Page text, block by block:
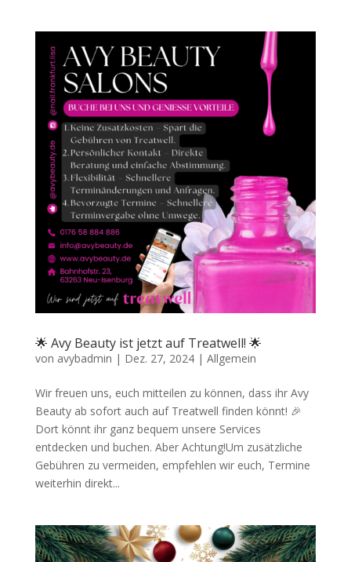
🌟 Avy Beauty ist jetzt auf Treatwell! 🌟
von avybadmin | Dez. 27, 2024| Allgemein
Wir freuen uns, euch mitteilen zu können, dass ihr Avy
Beauty ab sofort auch auf Treatwell finden könnt! 🎉
Dort könnt ihr ganz bequem unsere Services
entdecken und buchen. Aber Achtung!Um zusätzliche
Gebühren zu vermeiden, empfehlen wir euch, Termine
weiterhin direkt...